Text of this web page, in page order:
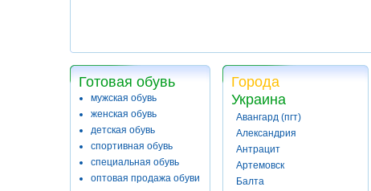
Готовая обувь
мужская обувь
женская обувь
детская обувь
спортивная обувь
специальная обувь
оптовая продажа обуви
Города
Украина
Авангард (пгт)
Александрия
Антрацит
Артемовск
Балта